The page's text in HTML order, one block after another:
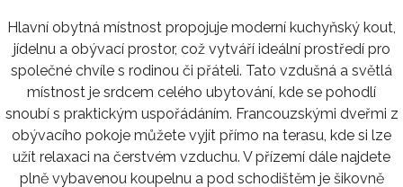
Hlavní obytná místnost propojuje moderní kuchyňský kout,
jídelnu a obývací prostor, což vytváří ideální prostředí pro
společné chvíle s rodinou či přáteli. Tato vzdušná a světlá
místnost je srdcem celého ubytování, kde se pohodlí
snoubí s praktickým uspořádáním. Francouzskými dveřmi z
obývacího pokoje můžete vyjít přímo na terasu, kde si lze
užít relaxaci na čerstvém vzduchu. V přízemí dále najdete
plně vybavenou koupelnu a pod schodištěm je šikovně